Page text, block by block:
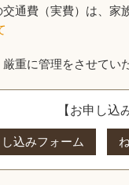
通費（実費）は、
重に管理をさせてい
【お申し込
込みフォーム